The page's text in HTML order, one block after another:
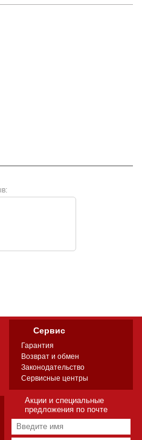
Сервис
Гарантия
Возврат и обмен
Законодательство
Сервисные центры
Акции и специальные
предложения по почте